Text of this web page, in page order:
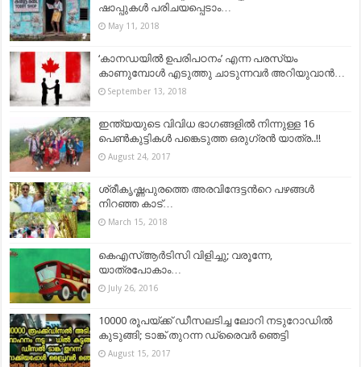
ഷാ‌‌‌പ്പുകള്‍ പരിചയപ്പെടാം…
May 11, 2018
‘കാനഡയിൽ ഉപരിപഠനം’ എന്ന പരസ്യം
കാണുമ്പോൾ എടുത്തു ചാടുന്നവർ അറിയുവാൻ…
September 13, 2018
ഇന്ത്യയുടെ വിവിധ ഭാഗങ്ങളിൽ നിന്നുള്ള 16
പെൺകുട്ടികൾ പങ്കെടുത്ത ഒരുഗ്രന്‍ യാത്ര..!!
August 24, 2017
ശ്രീകൃഷ്ണപുരത്തെ അരവിന്ദേട്ടന്‍റെ പഴങ്ങൾ
നിറഞ്ഞ കാട്…
March 15, 2018
കെഎസ്ആർടിസി വിളിച്ചു; വരൂന്നേ,
യാത്രപോകാം…
July 26, 2016
10000 രൂപയ്ക്ക് ഡീസലടിച്ച ലോറി നടുറോഡിൽ
കുടുങ്ങി; ടാങ്ക് തുറന്ന ഡ്രൈവർ ഞെട്ടി
August 15, 2017